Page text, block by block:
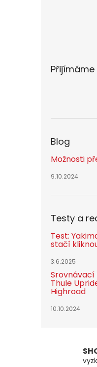
Blog
Možnosti
9.10.2024
Testy a
Test:
stačí
3.6.2025
Thule
Highroad
10.10.2024